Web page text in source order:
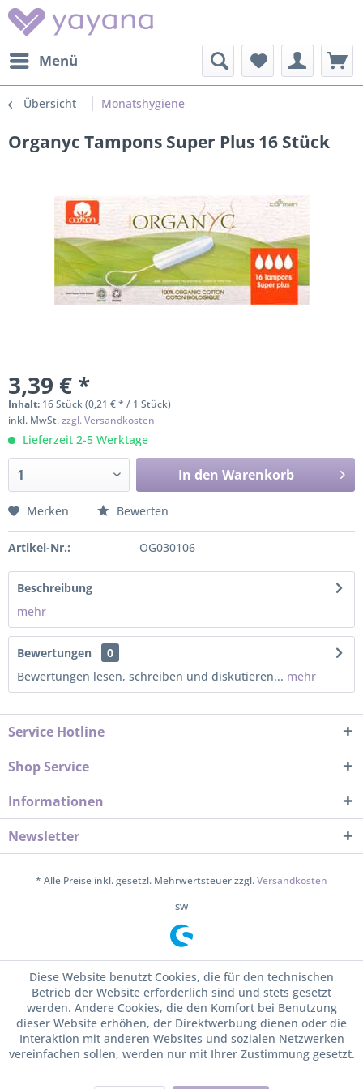
Menü
Übersicht Monatshygiene
Organyc Tampons Super Plus 16 Stück
3,39 € *
Inhalt: 16 Stück (0,21 € * / 1 Stück)
inkl. MwSt.zzgl. Versandkosten
Lieferzeit 2-5 Werktage
In den Warenkorb
Merken Bewerten
Artikel-Nr.: OG030106
Beschreibung
mehr
Bewertungen
0
Bewertungen lesen, schreiben und diskutieren... mehr
Service Hotline
Shop Service
Informationen
Newsletter
* Alle Preise inkl. gesetzl. Mehrwertsteuer zzgl.Versandkosten
sw
Diese Website benutzt Cookies, die für den technischen
Betrieb der Website erforderlich sind und stets gesetzt
werden. Andere Cookies, die den Komfort bei Benutzung
dieser Website erhöhen, der Direktwerbung dienen oder die
Interaktion mit anderen Websites und sozialen Netzwerken
vereinfachen sollen, werden nur mit Ihrer Zustimmung gesetzt.